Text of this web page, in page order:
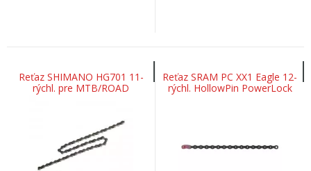
Reťaz SHIMANO HG701 11-
rýchl. pre MTB/ROAD
116článkov
Reťaz SRAM PC XX1 Eagle 12-
rýchl. HollowPin PowerLock
spojka Flowlink 126-článkov